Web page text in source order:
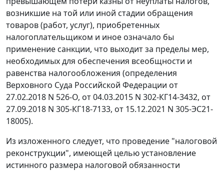
возникшие на той или иной стадии обращения
товаров (работ, услуг), приобретенных
налогоплательщиком и иное означало бы
применение санкции, что выходит за пределы мер,
необходимых для обеспечения всеобщности и
равенства налогообложения (определения
Верховного Суда Российской Федерации от
27.02.2018 N 526-О, от 04.03.2015 N 302-КГ14-3432, от
27.09.2018 N 305-КГ18-7133, от 15.12.2021 N 305-ЭС21-
18005).
Из изложенного следует, что проведение "налоговой
реконструкции", имеющей целью установление
истинного размера налоговой обязанности